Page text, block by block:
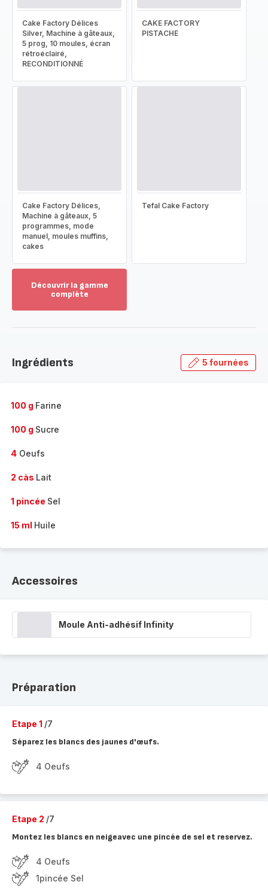
Cake Factory Délices
Silver, Machine à gâteaux,
5 prog, 10 moules, écran
rétroéclairé,
RECONDITIONNÉ
CAKE FACTORY
PISTACHE
Cake Factory Délices,
Machine à gâteaux, 5
programmes, mode
manuel, moules muffins,
cakes
Tefal Cake Factory
Découvrir la gamme
complète
gamme
Ingrédients 5 fournées
100 g Farine
100 g Sucre
4 Oeufs
2 càs Lait
1 pincée Sel
15 ml Huile
Accessoires
Moule Anti-adhésif Infinity
Préparation
Etape 1 /7
Séparez les blancs des jaunes d'œufs.
4 Oeufs
Etape 2 /7
Montez les blancs en neigeavec une pincée de sel et reservez.
4 Oeufs
1pincée Sel